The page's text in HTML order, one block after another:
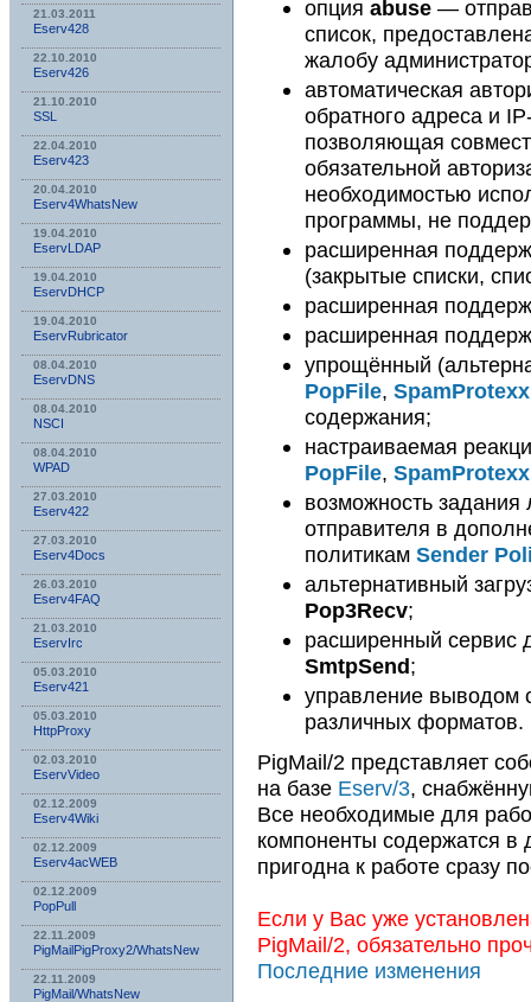
21.03.2011
Eserv428
22.10.2010
Eserv426
21.10.2010
SSL
22.04.2010
Eserv423
20.04.2010
Eserv4WhatsNew
19.04.2010
EservLDAP
19.04.2010
EservDHCP
19.04.2010
EservRubricator
08.04.2010
EservDNS
08.04.2010
NSСI
08.04.2010
WPAD
27.03.2010
Eserv422
27.03.2010
Eserv4Docs
26.03.2010
Eserv4FAQ
21.03.2010
EservIrc
05.03.2010
Eserv421
05.03.2010
HttpProxy
02.03.2010
EservVideo
02.12.2009
Eserv4Wiki
02.12.2009
Eserv4acWEB
02.12.2009
PopPull
22.11.2009
PigMailPigProxy2/WhatsNew
22.11.2009
PigMail/WhatsNew
опция abuse —
список,
жалобу
автоматическая
обратного адреса и
позволяющая
обязательной
необходимостью
программы, не
расширенная
(закрытые списки,
расширенная
расширенная
упрощённый
PopFile, SpamProtexx
содержания;
настраиваемая
PopFile, SpamProtexx
возможность
отправителя в
политикам Sender
альтернативный
Pop3Recv;
расширенный сервис
SmtpSend;
управление выводом
различных форматов.
PigMail/2 представляет
на базе Eserv/3,
Все необходимые для
компоненты содержатся в
пригодна к работе сразу
Если у Вас уже
PigMail/2, обязательно
Последние изменения